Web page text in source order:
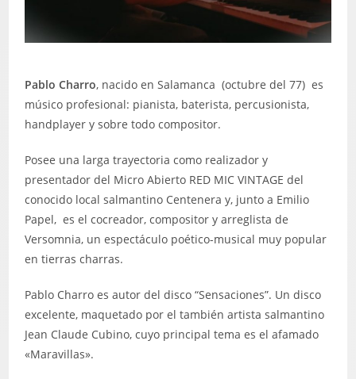
Pablo Charro, nacido en Salamanca (octubre del 77) es
músico profesional: pianista, baterista, percusionista,
handplayer y sobre todo compositor.
Posee una larga trayectoria como realizador y
presentador del Micro Abierto RED MIC VINTAGE del
conocido local salmantino Centenera y, junto a Emilio
Papel, es el cocreador, compositor y arreglista de
Versomnia, un espectáculo poético-musical muy popular
en tierras charras.
Pablo Charro es autor del disco “Sensaciones”. Un disco
excelente, maquetado por el también artista salmantino
Jean Claude Cubino, cuyo principal tema es el afamado
«Maravillas».